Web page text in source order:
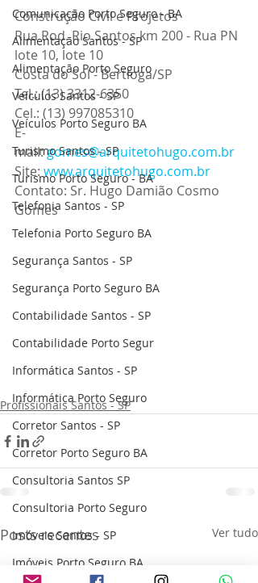
Comunicação Porto Seguro - BA
Alimentação Santos - SP
Alimentação Porto Seguro
Veículos Santos - SP
Veículos Porto Seguro BA
Turismo Santos - SP
Turismo Porto Seguro - BA
Telefonia Santos - SP
Telefonia Porto Seguro BA
Segurança Santos - SP
Segurança Porto Seguro BA
Contabilidade Santos - SP
Contabilidade Porto Segur
Informática Santos - SP
Informática Porto Seguro
Corretor Santos - SP
Corretor Porto Seguro BA
Consultoria Santos SP
Consultoria Porto Seguro
Imóveis Santos - SP
Imóveis Porto Seguro BA
Construção Civil e Projetos
Rua Rod. Rio Santos km 200 - Rua PN
lote 10, lote 10
Costa do Sol - Bertioga/SP
Tel.: (13) 3312-6350
Cel.: (13) 997085310
E-
mail: gomes@arquitetohugo.com.br
Site: www.arquitetohugo.com.br
Contato: Sr. Hugo Damião Cosmo
Gomes
Profissionais Santos - SP
Posts recentes Ver tudo